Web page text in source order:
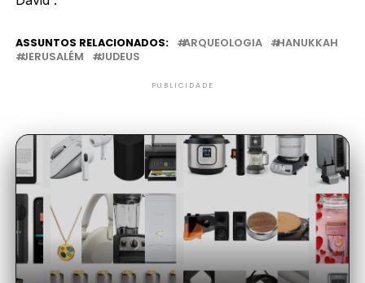
ASSUNTOS RELACIONADOS: ARQUEOLOGIA
HANUKKAH
JERUSALÉM
JUDEUS
PUBLICIDADE